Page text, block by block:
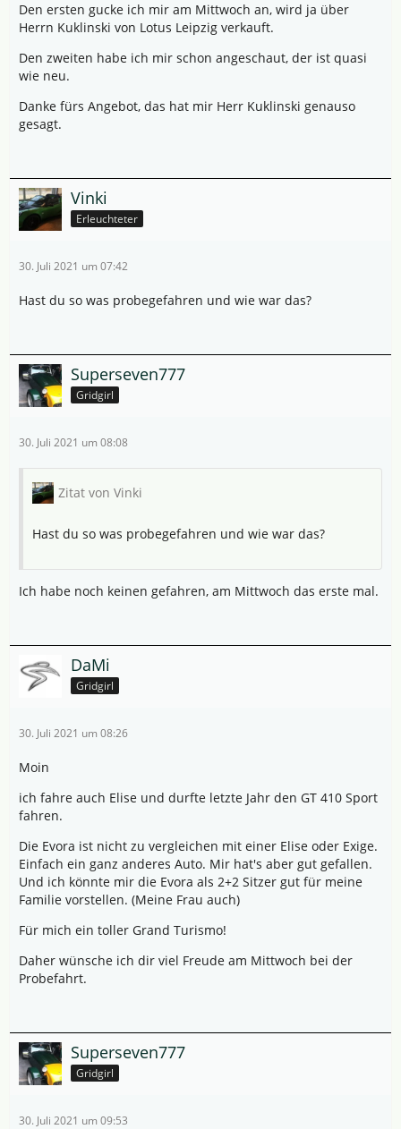
Den ersten gucke ich mir am Mittwoch an, wird ja über
Herrn Kuklinski von Lotus Leipzig verkauft.
Den zweiten habe ich mir schon angeschaut, der ist quasi
wie neu.
Danke fürs Angebot, das hat mir Herr Kuklinski genauso
gesagt.
Vinki
Erleuchteter
30. Juli 2021 um 07:42
Hast du so was probegefahren und wie war das?
Superseven777
Gridgirl
30. Juli 2021 um 08:08
Zitat von Vinki
Hast du so was probegefahren und wie war das?
Ich habe noch keinen gefahren, am Mittwoch das erste mal.
DaMi
Gridgirl
30. Juli 2021 um 08:26
Moin
ich fahre auch Elise und durfte letzte Jahr den GT 410 Sport
fahren.
Die Evora ist nicht zu vergleichen mit einer Elise oder Exige.
Einfach ein ganz anderes Auto. Mir hat's aber gut gefallen.
Und ich könnte mir die Evora als 2+2 Sitzer gut für meine
Familie vorstellen. (Meine Frau auch)
Für mich ein toller Grand Turismo!
Daher wünsche ich dir viel Freude am Mittwoch bei der
Probefahrt.
Superseven777
Gridgirl
30. Juli 2021 um 09:53